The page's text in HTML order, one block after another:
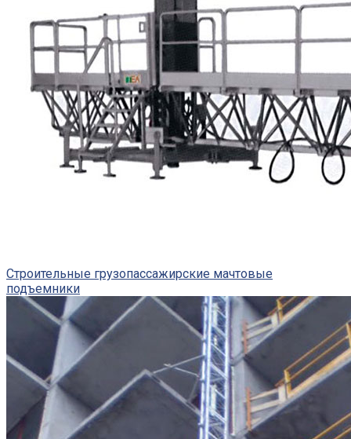
Строительные грузопассажирские мачтовые
подъемники